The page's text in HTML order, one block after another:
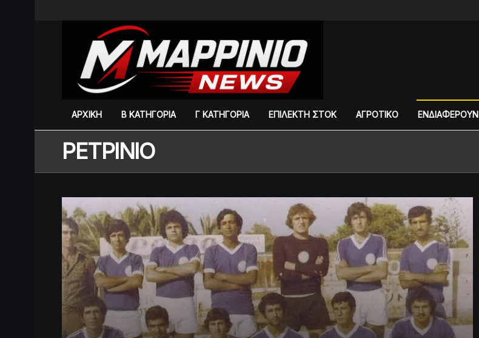
ΑΡΧΙΚΗ Β ΚΑΤΗΓΟΡΙΑ Γ ΚΑΤΗΓΟΡΙΑ ΕΠΙΛΕΚΤΗ ΣΤΟΚ ΑΓΡΟΤΙΚΟ ΕΝΔΙΑΦΕΡΟΥΝ
ΡΕΤΡINIO